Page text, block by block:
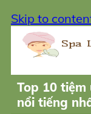
Skip to
Top 10 tiệm
nổi tiếng